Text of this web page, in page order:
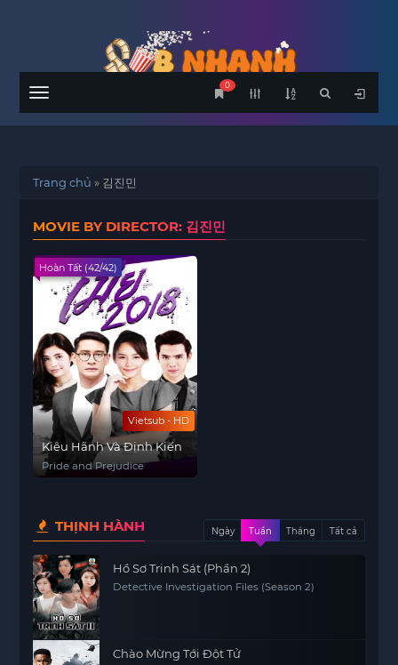
Menu
0
Trang chủ » 김진민
MOVIE BY DIRECTOR: 김진민
Vietsub - HD
Hoàn Tất (42/42)
Kiêu Hãnh Và Định Kiến
Pride and Prejudice
THỊNH HÀNH Ngày Tuần Tháng Tất cả
Hồ Sơ Trinh Sát (Phần 2)
Detective Investigation Files (Season 2)
Chào Mừng Tới Đột Tử